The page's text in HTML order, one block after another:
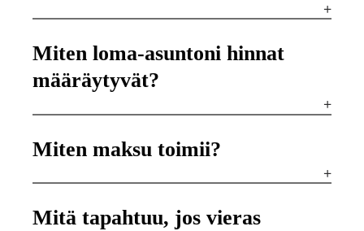
Miten loma-asuntoni hinnat
määräytyvät?
Miten maksu toimii?
Mitä tapahtuu, jos vieras